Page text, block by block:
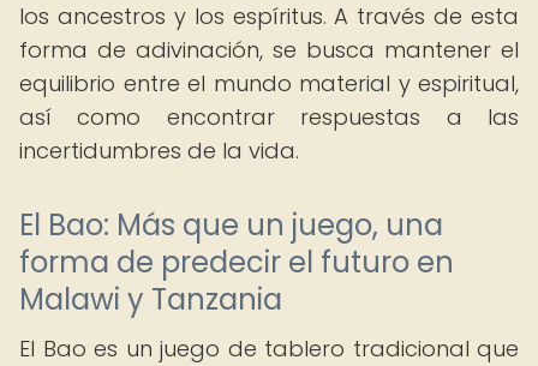
los ancestros y los espíritus. A través de esta
forma de adivinación, se busca mantener el
equilibrio entre el mundo material y espiritual,
así como encontrar respuestas a las
incertidumbres de la vida.
El Bao: Más que un juego, una
forma de predecir el futuro en
Malawi y Tanzania
El Bao es un juego de tablero tradicional que